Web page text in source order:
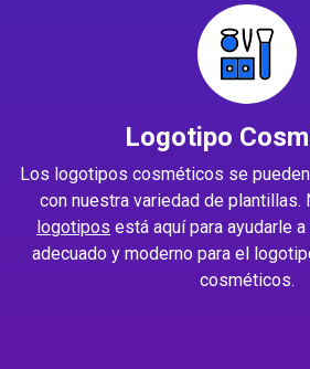
Logotipo
Los logotipos cosméticos se
con nuestra variedad de plantillas.
logotipos está aquí para ayudarle
adecuado y moderno para el
cosméticos.